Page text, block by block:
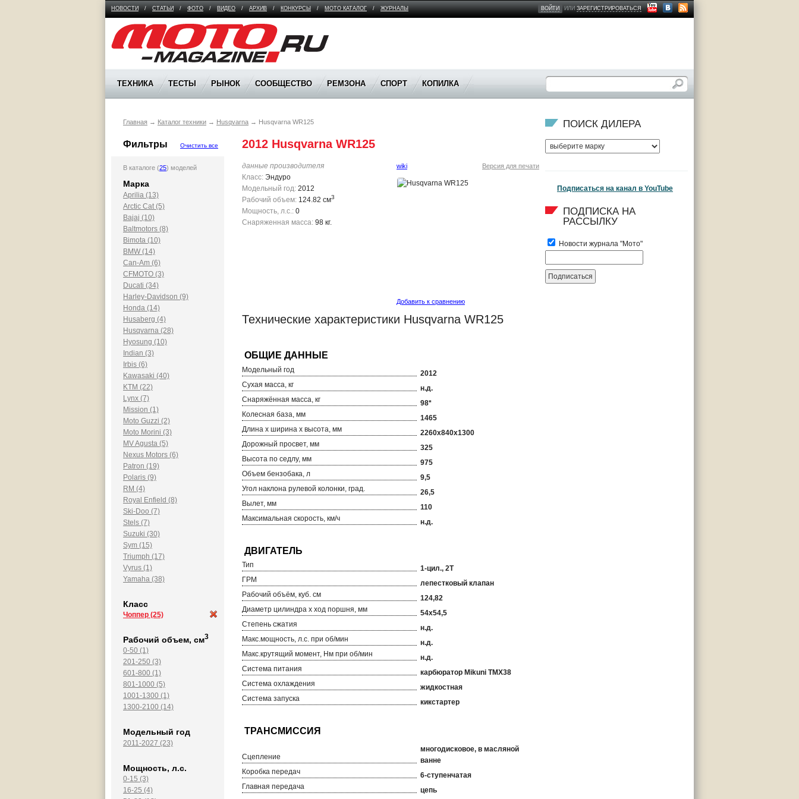
НОВОСТИ / СТАТЬИ / ФОТО / ВИДЕО / АРХИВ / КОНКУРСЫ / МОТО КАТАЛОГ / ЖУРНАЛЫ ВОЙТИ ИЛИЗАРЕГИСТРИРОВАТЬСЯ
Moto Magazine
ТЕХНИКА ТЕСТЫ РЫНОК СООБЩЕСТВО РЕМЗОНА СПОРТ КОПИЛКА
Главная → Каталог техники → Husqvarna → Husqvarna WR125
Фильтры Очистить все
В каталоге (25) моделей
Марка
Aprilia (13)
Arctic Cat (5)
Bajaj (10)
Baltmotors (8)
Bimota (10)
BMW (14)
Can-Am (6)
CFMOTO (3)
Ducati (34)
Harley-Davidson (9)
Honda (14)
Husaberg (4)
Husqvarna (28)
Hyosung (10)
Indian (3)
Irbis (6)
Kawasaki (40)
KTM (22)
Lynx (7)
Mission (1)
Moto Guzzi (2)
Moto Morini (3)
MV Agusta (5)
Nexus Motors (6)
Patron (19)
Polaris (9)
RM (4)
Royal Enfield (8)
Ski-Doo (7)
Stels (7)
Suzuki (30)
Sym (15)
Triumph (17)
Vyrus (1)
Yamaha (38)
Класс
Чоппер (25)
Рабочий объем, см3
0-50 (1)
201-250 (3)
601-800 (1)
801-1000 (5)
1001-1300 (1)
1300-2100 (14)
Модельный год
2011-2027 (23)
Мощность, л.с.
0-15 (3)
16-25 (4)
2012 Husqvarna WR125
данные производителя
Класс: Эндуро
Модельный год: 2012
Рабочий объем: 124.82 см3
Мощность, л.с.: 0
Снаряженная масса: 98 кг.
wiki Версия для печати
Добавить к сравнению
Технические характеристики Husqvarna WR125
Модельный год
2012
Сухая масса, кг
н.д.
Снаряжённая масса, кг
98*
Колесная база, мм
1465
Длина х ширина х высота, мм
2260x840x1300
Дорожный просвет, мм
325
Высота по седлу, мм
975
Объем бензобака, л
9,5
Угол наклона рулевой колонки, град.
26,5
Вылет, мм
110
Максимальная скорость, км/ч
н.д.
Тип
1-цил., 2T
ГРМ
лепестковый клапан
Рабочий объём, куб. см
124,82
Диаметр цилиндра х ход поршня, мм
54x54,5
Степень сжатия
н.д.
Макс.мощность, л.с. при об/мин
н.д.
Макс.крутящий момент, Нм при об/мин
н.д.
Система питания
карбюратор Mikuni TMX38
Система охлаждения
жидкостная
Система запуска
кикстартер
Сцепление
многодисковое, в масляной
ванне
Коробка передач
6-ступенчатая
Главная передача
цепь
ПОИСК ДИЛЕРА
Подписаться на канал в YouTube
ПОДПИСКА НА
РАССЫЛКУ
Новости журнала "Мото"